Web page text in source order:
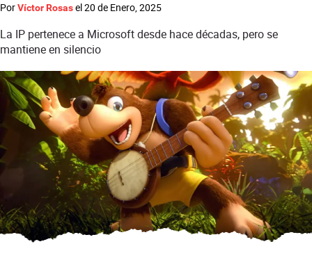
PorVíctor Rosasel20 de Enero, 2025
La IP pertenece a Microsoft desde hace décadas, pero se
mantiene en silencio